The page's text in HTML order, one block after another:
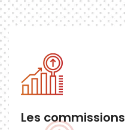
Les commissions